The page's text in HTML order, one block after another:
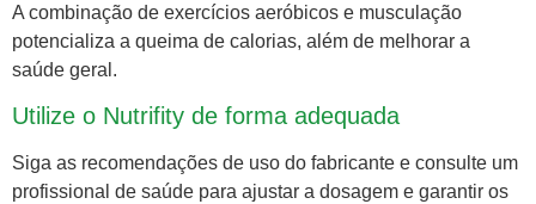
A combinação de exercícios aeróbicos e musculação
potencializa a queima de calorias, além de melhorar a
saúde geral.
Utilize o Nutrifity de forma adequada
Siga as recomendações de uso do fabricante e consulte um
profissional de saúde para ajustar a dosagem e garantir os